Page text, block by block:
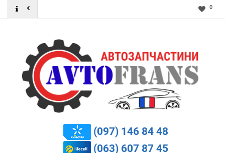
0
(097) 146 84 48
(063) 607 87 45